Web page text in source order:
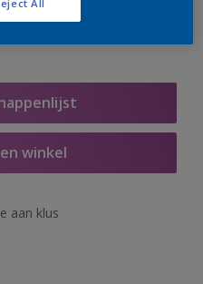
winkel
aan klus
All